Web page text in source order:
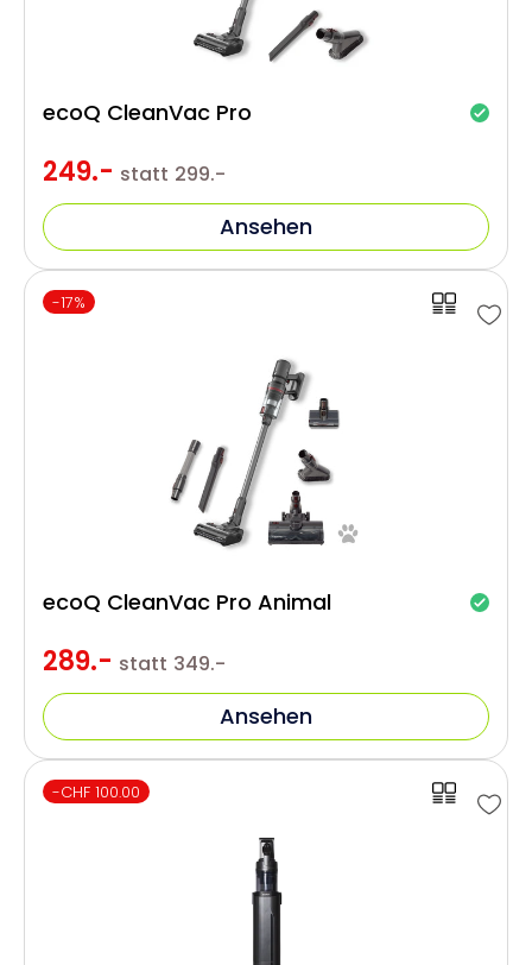
249.- statt 299.-
ecoQ CleanVac Pro
Ansehen
-17%
289.- statt 349.-
ecoQ CleanVac Pro Animal
Ansehen
-CHF 100.00